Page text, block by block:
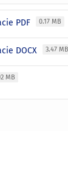
PDF 0.17 MB
DOCX 3.47 MB
MB